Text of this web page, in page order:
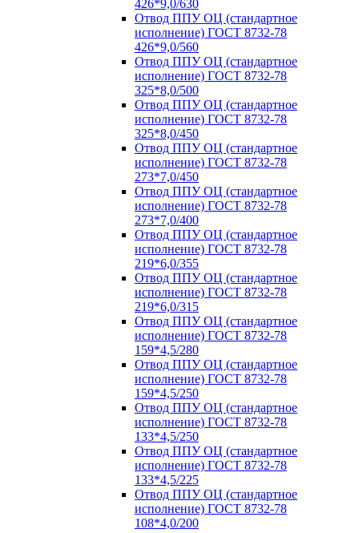
426*9,0/630
Отвод ППУ ОЦ (стандартное
исполнение) ГОСТ 8732-78
426*9,0/560
Отвод ППУ ОЦ (стандартное
исполнение) ГОСТ 8732-78
325*8,0/500
Отвод ППУ ОЦ (стандартное
исполнение) ГОСТ 8732-78
325*8,0/450
Отвод ППУ ОЦ (стандартное
исполнение) ГОСТ 8732-78
273*7,0/450
Отвод ППУ ОЦ (стандартное
исполнение) ГОСТ 8732-78
273*7,0/400
Отвод ППУ ОЦ (стандартное
исполнение) ГОСТ 8732-78
219*6,0/355
Отвод ППУ ОЦ (стандартное
исполнение) ГОСТ 8732-78
219*6,0/315
Отвод ППУ ОЦ (стандартное
исполнение) ГОСТ 8732-78
159*4,5/280
Отвод ППУ ОЦ (стандартное
исполнение) ГОСТ 8732-78
159*4,5/250
Отвод ППУ ОЦ (стандартное
исполнение) ГОСТ 8732-78
133*4,5/250
Отвод ППУ ОЦ (стандартное
исполнение) ГОСТ 8732-78
133*4,5/225
Отвод ППУ ОЦ (стандартное
исполнение) ГОСТ 8732-78
108*4,0/200